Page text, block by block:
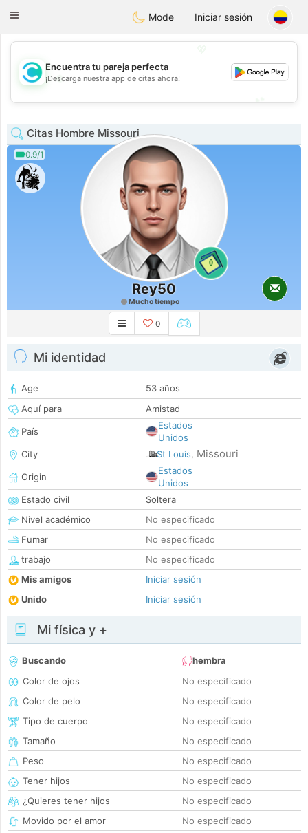
olombiaCitas
Toggle
Mode Iniciar sesión
💖
💕
Encuentra tu pareja perfecta
¡Descarga nuestra app de citas ahora!
Citas Hombre Missouri
0.9/1
0
Rey50
Mucho tiempo
0
Mi identidad
Age
53 años
Aquí para
Amistad
País
Estados
Unidos
City
St Louis, Missouri
Origin
Estados
Unidos
Estado civil
Soltera
Nivel académico
No especificado
Fumar
No especificado
trabajo
No especificado
Mis amigos
Iniciar sesión
Unido
Iniciar sesión
Mi física y +
Buscando
hembra
Color de ojos
No especificado
Color de pelo
No especificado
Tipo de cuerpo
No especificado
Tamaño
No especificado
Peso
No especificado
Tener hijos
No especificado
¿Quieres tener hijos
No especificado
Movido por el amor
No especificado